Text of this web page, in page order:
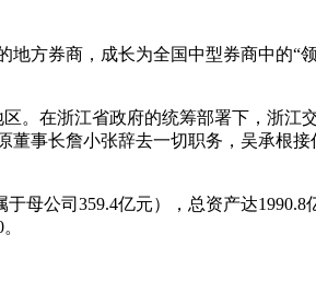
方券商，成长为全国中型券商中的“
。在浙江省政府的统筹部署下，浙江
董事长詹小张辞去一切职务，吴承根
母公司359.4亿元），总资产达1990.8